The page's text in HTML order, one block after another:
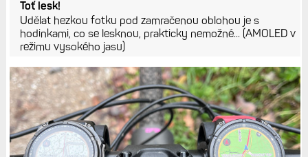
Toť lesk!
Udělat hezkou fotku pod zamračenou oblohou je s
hodinkami, co se lesknou, prakticky nemožné... (AMOLED v
režimu vysokého jasu)